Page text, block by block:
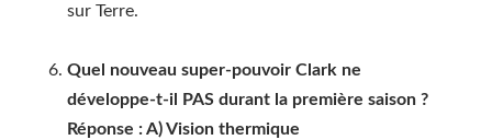
sur Terre.
Quel nouveau super-pouvoir Clark ne
développe-t-il PAS durant la première saison ?
Réponse : A) Vision thermique